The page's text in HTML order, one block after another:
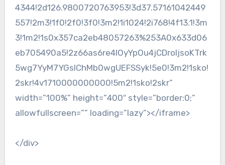
4344!2d126.9800720763953!3d37.57161042449
557!2m3!1f0!2f0!3f0!3m2!1i1024!2i768!4f13.1!3m
3!1m2!1s0x357ca2eb48057263%253A0x633d06
eb705490a5!2z66as6re4IOyYpOu4jCDroIjsoKTrk
5wg7YyM7YGsIChMb0wgUEFSSyk!5e0!3m2!1sko!
2skr!4v1710000000000!5m2!1sko!2skr”
width=”100%” height=”400″ style=”border:0;”
allowfullscreen=”” loading=”lazy”></iframe>
</div>